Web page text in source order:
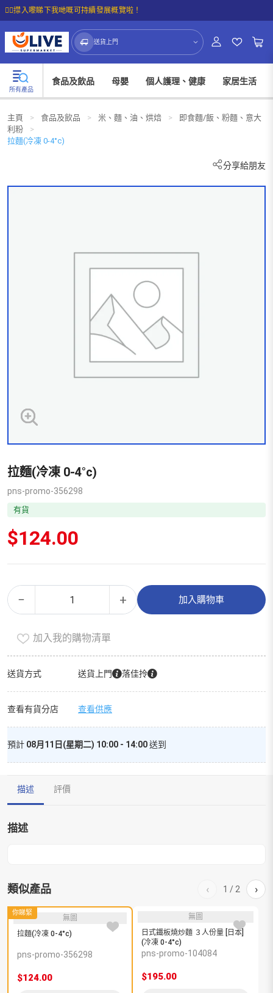
☝🏼㩒入嚟睇下我哋嘅可持續發展概覽啦！
送貨上門
所有產品
食品及飲品 母嬰 個人護理、健康 家居生活
主頁 > 食品及飲品 > 米、麵、油、烘焙 >
即食麵/飯、粉麵、意大
利粉
>
拉麵(冷凍 0-4°c)
分享給朋友
拉麵(冷凍 0-4°c)
pns-promo-356298
有貨
$124.00
−
拉
麵
0-
4°c)
+ 加入購物車
Alternative:
加入我的購物清單
送貨方式 送貨上門 落佳拎
查看有貨分店 查看供應
預計 08月11日(星期二) 10:00 - 14:00送到
描述 評價
描述
類似產品 ‹ 1 / 2 ›
你睇緊
無圖
拉麵(冷凍 0-4°c)
pns-promo-356298
$124.00
無圖
日式鐵板燒炒麵 ３人份量 [日本]
(冷凍 0-4°c)
pns-promo-104084
$195.00